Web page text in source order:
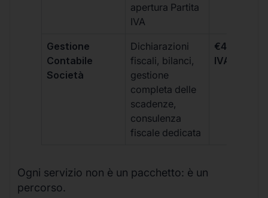
apertura Partita
IVA
Gestione
Contabile
Società
Dichiarazioni
fiscali, bilanci,
gestione
completa delle
scadenze,
consulenza
fiscale dedicata
€499 +
IVA/
Ogni servizio non è un pacchetto: è un
percorso.